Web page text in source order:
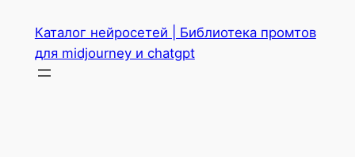
содержимому
Каталог нейросетей | Библиотека промтов
для midjourney и chatgpt